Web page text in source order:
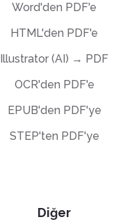
Word'den PDF'e
HTML'den PDF'e
Illustrator (AI) → PDF
OCR'den PDF'e
EPUB'den PDF'ye
STEP'ten PDF'ye
Diğer